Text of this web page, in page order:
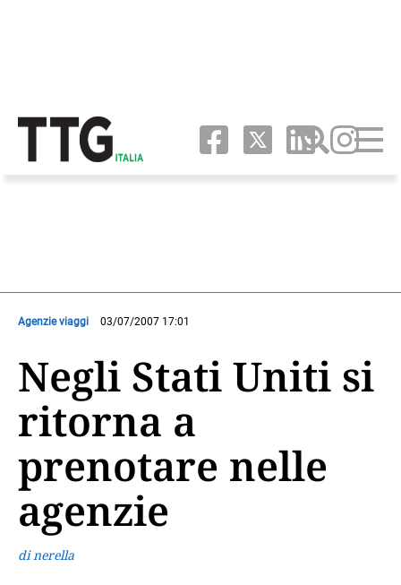
Agenzie viaggi 03/07/2007 17:01
Negli Stati Uniti si
ritorna a
prenotare nelle
agenzie
di nerella